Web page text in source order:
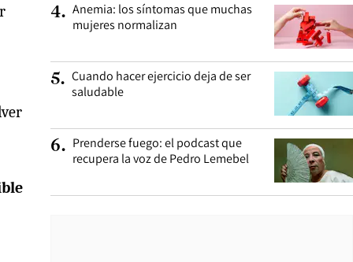
4. Anemia: los síntomas que muchas
mujeres normalizan
5. Cuando hacer ejercicio deja de ser
saludable
6. Prenderse fuego: el podcast que
recupera la voz de Pedro Lemebel